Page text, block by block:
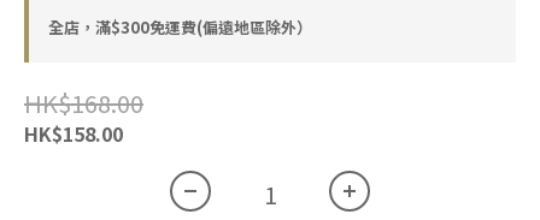
全店，滿$300免運費(偏遠地區除外）
HK$168.00
HK$158.00